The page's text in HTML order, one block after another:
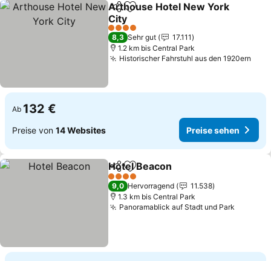
TeilenZu Favoriten hinzufügen
Arthouse Hotel New York
City
Preise sehen
4 Sterne
8,3 Sehr gut
17.111
1.2 km bis Central Park
Historischer Fahrstuhl aus den 1920ern
Ab 132 €
Preise von 14 Websites Preise sehen
TeilenZu Favoriten hinzufügen
Hotel Beacon
4 Sterne
9,0 Hervorragend
11.538
1.3 km bis Central Park
Panoramablick auf Stadt und Park